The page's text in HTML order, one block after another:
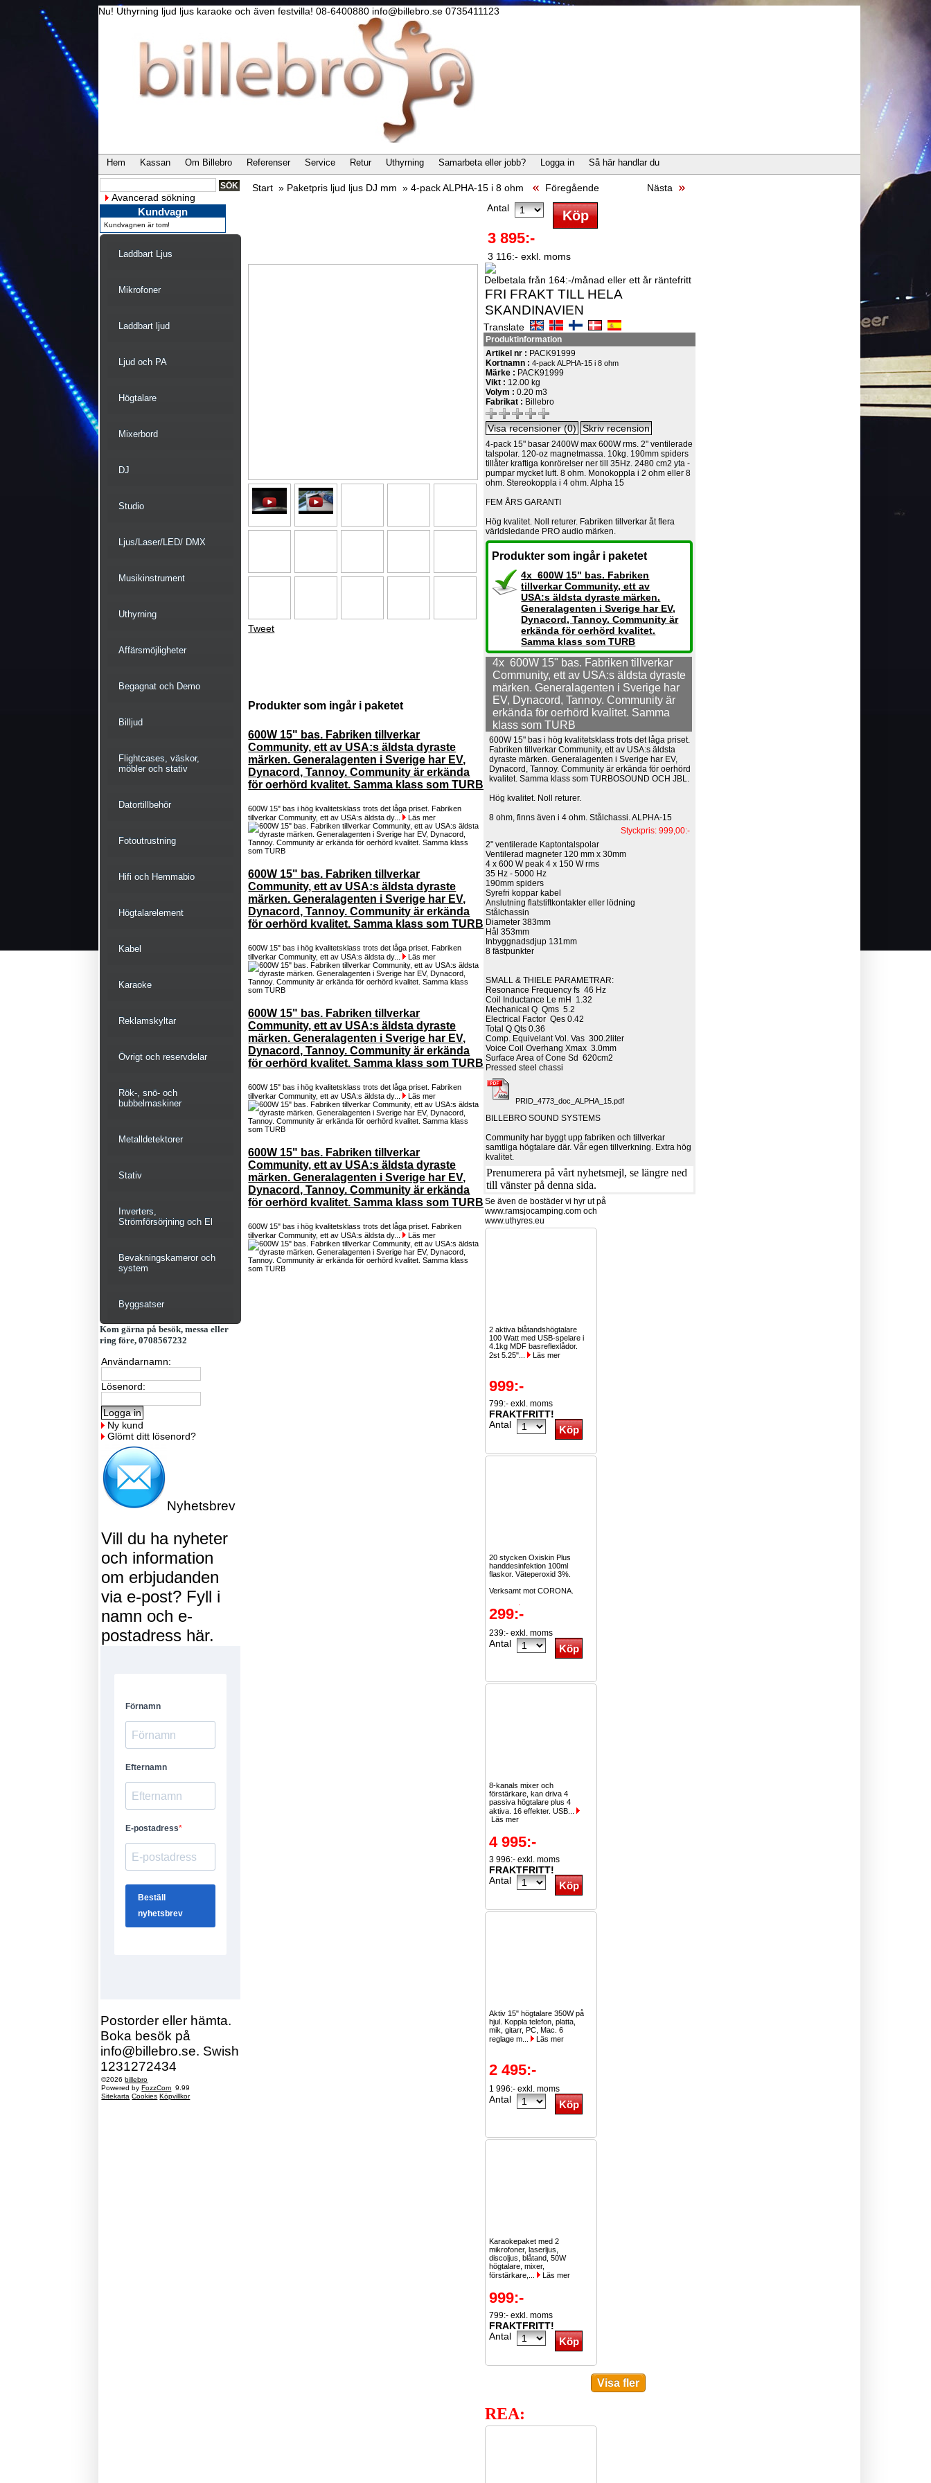
Nu! Uthyrning ljud ljus karaoke och även festvilla! 08-6400880 info@billebro.se 0735411123
Hem Kassan Om Billebro Referenser Service Retur Uthyrning Samarbeta eller jobb? Logga in Så här handlar du
Avancerad sökning
Kundvagn
Kundvagnen är tom!
Laddbart Ljus
Mikrofoner
Laddbart ljud
Ljud och PA
Högtalare
Mixerbord
DJ
Studio
Ljus/Laser/LED/ DMX
Musikinstrument
Uthyrning
Affärsmöjligheter
Begagnat och Demo
Billjud
Flightcases, väskor,
möbler och stativ
Datortillbehör
Fotoutrustning
Hifi och Hemmabio
Högtalarelement
Kabel
Karaoke
Reklamskyltar
Övrigt och reservdelar
Rök-, snö- och
bubbelmaskiner
Metalldetektorer
Stativ
Inverters,
Strömförsörjning och El
Bevakningskameror och
system
Byggsatser
Kom gärna på besök, messa eller
ring före, 0708567232
Användarnamn:
Lösenord:
Ny kund
Glömt ditt lösenord?
Nyhetsbrev
Vill du ha nyheter
och information
om erbjudanden
via e-post? Fyll i
namn och e-
postadress här.
Postorder eller hämta.
Boka besök på
info@billebro.se. Swish
1231272434
©2026billebro
Powered byFozzCom 9.99
Sitekarta Cookies Köpvillkor
Start » Paketpris ljud ljus DJ mm »4-pack ALPHA-15 i 8 ohm Föregående Nästa
Tweet
Produkter som ingår i paketet
600W 15" bas. Fabriken tillverkar
Community, ett av USA:s äldsta dyraste
märken. Generalagenten i Sverige har EV,
Dynacord, Tannoy. Community är erkända
för oerhörd kvalitet. Samma klass som TURB
600W 15" bas i hög kvalitetsklass trots det låga priset. Fabriken
tillverkar Community, ett av USA:s äldsta dy...
Läs mer
600W 15" bas. Fabriken tillverkar
Community, ett av USA:s äldsta dyraste
märken. Generalagenten i Sverige har EV,
Dynacord, Tannoy. Community är erkända
för oerhörd kvalitet. Samma klass som TURB
600W 15" bas i hög kvalitetsklass trots det låga priset. Fabriken
tillverkar Community, ett av USA:s äldsta dy...
Läs mer
600W 15" bas. Fabriken tillverkar
Community, ett av USA:s äldsta dyraste
märken. Generalagenten i Sverige har EV,
Dynacord, Tannoy. Community är erkända
för oerhörd kvalitet. Samma klass som TURB
600W 15" bas i hög kvalitetsklass trots det låga priset. Fabriken
tillverkar Community, ett av USA:s äldsta dy...
Läs mer
600W 15" bas. Fabriken tillverkar
Community, ett av USA:s äldsta dyraste
märken. Generalagenten i Sverige har EV,
Dynacord, Tannoy. Community är erkända
för oerhörd kvalitet. Samma klass som TURB
600W 15" bas i hög kvalitetsklass trots det låga priset. Fabriken
tillverkar Community, ett av USA:s äldsta dy...
Läs mer
Antal
3 895:-
3 116:- exkl. moms
Delbetala från 164:-/månad eller ett år räntefritt
FRI FRAKT TILL HELA
SKANDINAVIEN
Translate
Produktinformation
Artikel nr : PACK91999
Kortnamn :4-pack ALPHA-15 i 8 ohm
Märke : PACK91999
Vikt : 12.00 kg
Volym :0.20 m3
Fabrikat : Billebro
4-pack 15" basar 2400W max 600W rms. 2" ventilerade
talspolar. 120-oz magnetmassa. 10kg. 190mm spiders
tillåter kraftiga konrörelser ner till 35Hz. 2480 cm2 yta -
pumpar mycket luft. 8 ohm. Monokoppla i 2 ohm eller 8
ohm. Stereokoppla i 4 ohm. Alpha 15
FEM ÅRS GARANTI
Hög kvalitet. Noll returer. Fabriken tillverkar åt flera
världsledande PRO audio märken.
Produkter som ingår i paketet
4x 600W 15" bas. Fabriken
tillverkar Community, ett av
USA:s äldsta dyraste märken.
Generalagenten i Sverige har EV,
Dynacord, Tannoy. Community är
erkända för oerhörd kvalitet.
Samma klass som TURB
4x 600W 15" bas. Fabriken tillverkar
Community, ett av USA:s äldsta dyraste
märken. Generalagenten i Sverige har
EV, Dynacord, Tannoy. Community är
erkända för oerhörd kvalitet. Samma
klass som TURB
600W 15" bas i hög kvalitetsklass trots det låga priset.
Fabriken tillverkar Community, ett av USA:s äldsta
dyraste märken. Generalagenten i Sverige har EV,
Dynacord, Tannoy. Community är erkända för oerhörd
kvalitet. Samma klass som TURBOSOUND OCH JBL.
Hög kvalitet. Noll returer.
8 ohm, finns även i 4 ohm. Stålchassi. ALPHA-15
Styckpris: 999,00:-
2" ventilerade Kaptontalspolar
Ventilerad magneter 120 mm x 30mm
4 x 600 W peak 4 x 150 W rms
35 Hz - 5000 Hz
190mm spiders
Syrefri koppar kabel
Anslutning flatstiftkontakter eller lödning
Stålchassin
Diameter 383mm
Hål 353mm
Inbyggnadsdjup 131mm
8 fästpunkter
SMALL & THIELE PARAMETRAR:
Resonance Frequency fs46 Hz
Coil Inductance Le mH
1.32
Mechanical Q Qms 5.2
Electrical Factor Qes 0.42
Total Q Qts 0.36
Comp. Equivelant Vol. Vas 300.2liter
Voice Coil Overhang Xmax 3.0mm
Surface Area of Cone Sd 620cm2
Pressed steel chassi
PRID_4773_doc_ALPHA_15.pdf
BILLEBRO SOUND SYSTEMS
Community har byggt upp fabriken och tillverkar
samtliga högtalare där. Vår egen tillverkning. Extra hög
kvalitet.
Prenumerera på vårt nyhetsmejl, se längre ned
till vänster på denna sida.
Se även de bostäder vi hyr ut på
www.ramsjocamping.com och
www.uthyres.eu
2 aktiva blåtandshögtalare
100 Watt med USB-spelare i
4.1kg MDF basreflexlådor.
2st 5.25"...
Läs mer
999:-
799:- exkl. moms
FRAKTFRITT!
Antal
20 stycken Oxiskin Plus
handdesinfektion 100ml
flaskor. Väteperoxid 3%.
Verksamt mot CORONA.
Kostar...
299:-
239:- exkl. moms
Antal
8-kanals mixer och
förstärkare, kan driva 4
passiva högtalare plus 4
aktiva. 16 effekter. USB...
Läs mer
4 995:-
3 996:- exkl. moms
FRAKTFRITT!
Antal
Aktiv 15" högtalare 350W på
hjul. Koppla telefon, platta,
mik, gitarr, PC, Mac. 6
reglage m...
Läs mer
2 495:-
1 996:- exkl. moms
Antal
Karaokepaket med 2
mikrofoner, laserljus,
discoljus, blåtand, 50W
högtalare, mixer,
förstärkare,...
Läs mer
999:-
799:- exkl. moms
FRAKTFRITT!
Antal
REA: